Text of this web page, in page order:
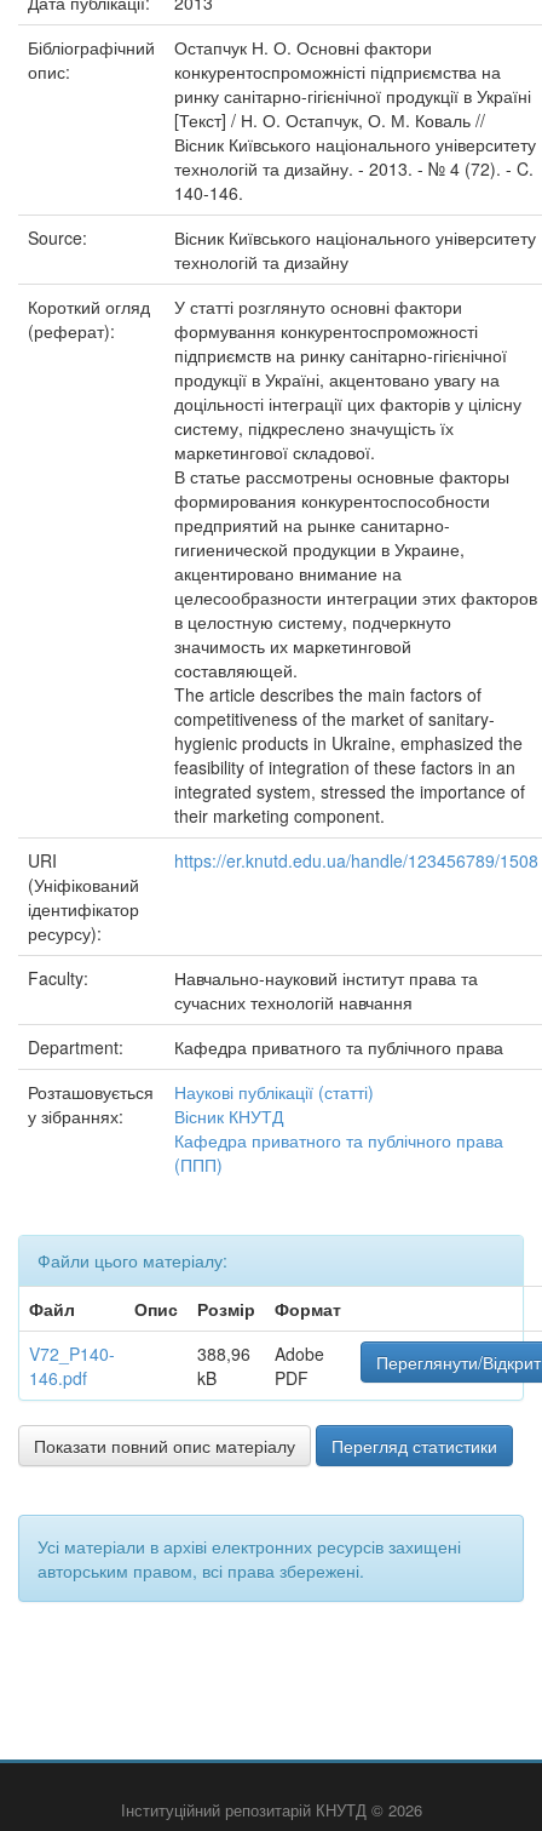
Бібліографічний
опис:
Остапчук Н. О. Основні фактори
конкурентоспроможністі підприємства на
ринку санітарно-гігієнічної продукції в Україні
[Текст] / Н. О. Остапчук, О. М. Коваль //
Вісник Київського національного університету
технологій та дизайну. - 2013. - № 4 (72). - C.
140-146.
Source:
Вісник Київського національного університету
технологій та дизайну
Короткий огляд
(реферат):
У статті розглянуто основні фактори
формування конкурентоспроможності
підприємств на ринку санітарно-гігієнічної
продукції в Україні, акцентовано увагу на
доцільності інтеграції цих факторів у цілісну
систему, підкреслено значущість їх
маркетингової складової.
В статье рассмотрены основные факторы
формирования конкурентоспособности
предприятий на рынке санитарно-
гигиенической продукции в Украине,
акцентировано внимание на
целесообразности интеграции этих факторов
в целостную систему, подчеркнуто
значимость их маркетинговой
составляющей.
The article describes the main factors of
competitiveness of the market of sanitary-
hygienic products in Ukraine, emphasized the
feasibility of integration of these factors in an
integrated system, stressed the importance of
their marketing component.
URI
(Уніфікований
ідентифікатор
ресурсу):
https://er.knutd.edu.ua/handle/123456789/1508
Faculty:
Навчально-науковий інститут права та
сучасних технологій навчання
Department:
Кафедра приватного та публічного права
Розташовується
у зібраннях:
Наукові публікації (статті)
Вісник КНУТД
Кафедра приватного та публічного права
(ППП)
Файли цього матеріалу:
Файл
Опис Розмір
Формат
V72_P140-
146.pdf
388,96
kB
Adobe
PDF
Переглянути/
Показати повний опис матеріалу Перегляд статистики
Усі матеріали в архіві електронних ресурсів захищені
авторським правом, всі права збережені.
Інституційний репозитарій КНУТД © 2026